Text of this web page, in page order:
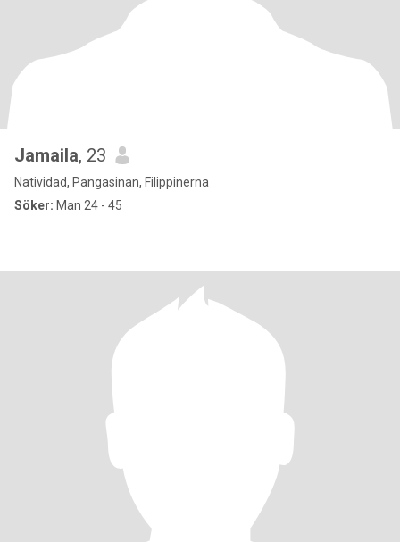
Jamaila, 23
Natividad, Pangasinan, Filippinerna
Söker: Man 24 - 45